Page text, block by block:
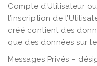
Compte d’Utilisateur
l’inscription de
créé contient des
que des données sur
Messages Privés –